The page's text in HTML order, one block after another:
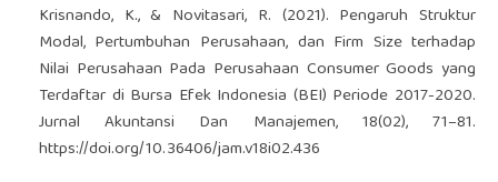
Krisnando, K., & Novitasari, R. (2021). Pengaruh Struktur
Modal, Pertumbuhan Perusahaan, dan Firm Size terhadap
Nilai Perusahaan Pada Perusahaan Consumer Goods yang
Terdaftar di Bursa Efek Indonesia (BEI) Periode 2017-2020.
Jurnal Akuntansi Dan Manajemen, 18(02), 71–81.
https://doi.org/10.36406/jam.v18i02.436